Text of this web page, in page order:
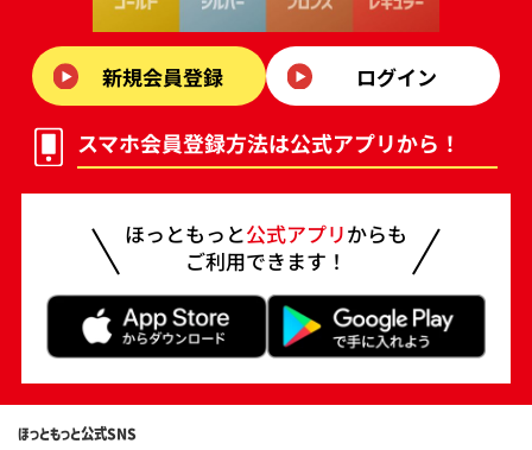
もっとほっと福袋
ほっともっとオリジナルデザインBRUNOホットプ
ほっともっとお食事券1万円分
グッズ
応募資格
「ほっともっと公式アプリ」をお持ちの方
本規約のすべての内容に同意いただける方
日本国内在住の方
新規会員登録 ログイン
スマホ会員登録方法は公式アプリから！
ほっともっと公式アプリからも
ご利用できます！
ほっともっと公式SNS